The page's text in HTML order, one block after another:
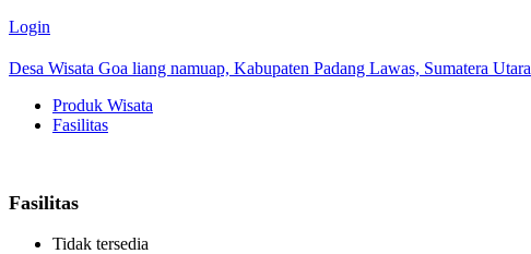
Login
Desa Wisata Goa liang namuap, Kabupaten Padang Lawas, Sumatera Utara
Produk Wisata
Fasilitas
Fasilitas
Tidak tersedia